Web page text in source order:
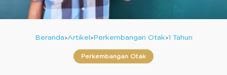
Beranda Artikel Perkembangan Otak 1 Tahun
Perkembangan Otak